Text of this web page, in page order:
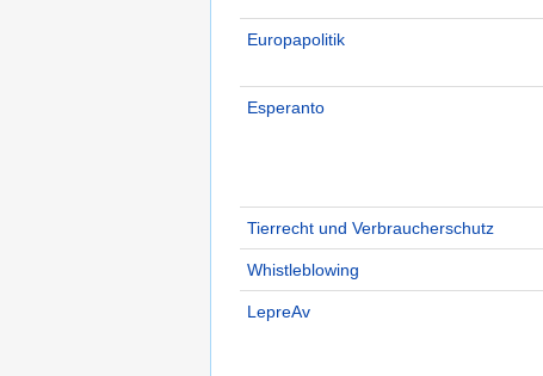
Europapolitik
Esperanto
Tierrecht und Verbraucherschutz
Whistleblowing
LepreAv